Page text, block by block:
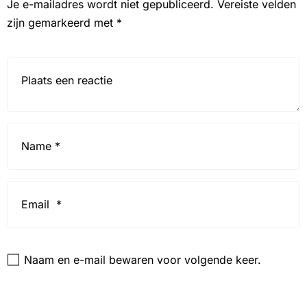
Je e-mailadres wordt niet gepubliceerd. Vereiste velden
zijn gemarkeerd met *
Naam en e-mail bewaren voor volgende keer.